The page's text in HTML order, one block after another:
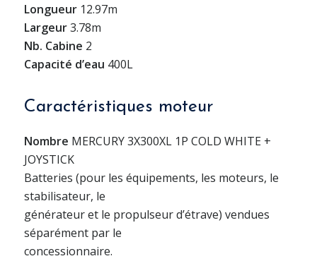
Longueur12.97m
Largeur3.78m
Nb. Cabine 2
Capacité d’eau 400L
Caractéristiques moteur
Nombre MERCURY 3X300XL 1P COLD WHITE +
JOYSTICK
Batteries (pour les équipements, les moteurs, le
stabilisateur, le
générateur et le propulseur d’étrave) vendues
séparément par le
concessionnaire.